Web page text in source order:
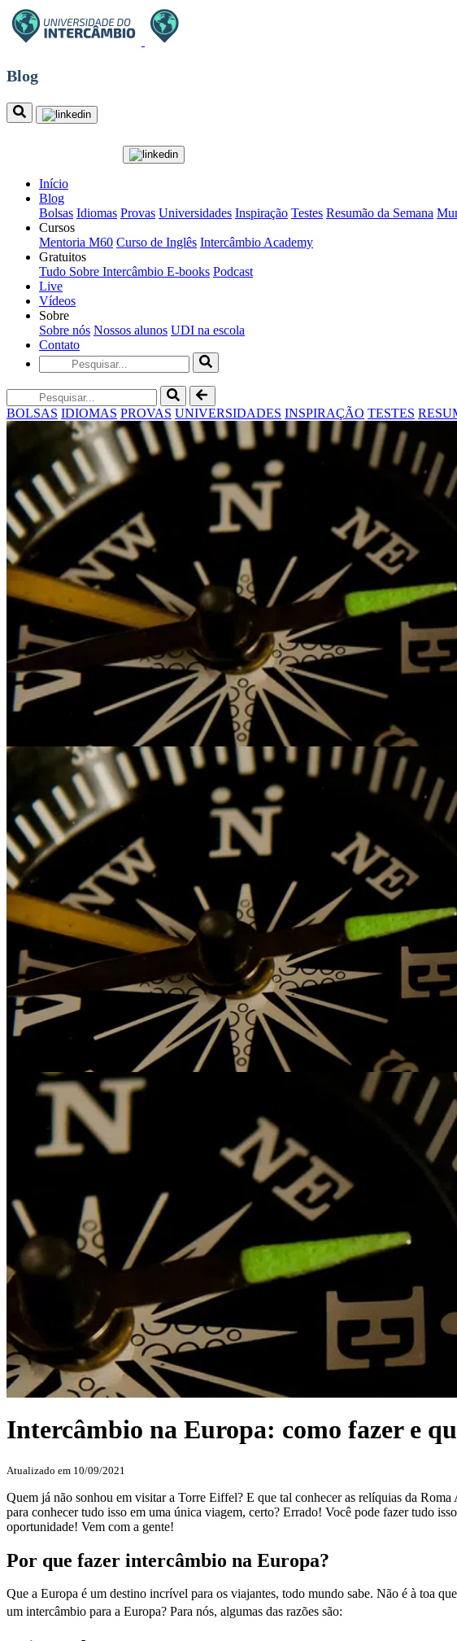
Blog
Início
Blog
Bolsas Idiomas Provas Universidades Inspiração Testes Resumão da Semana
Cursos
Mentoria M60 Curso de Inglês Intercâmbio Academy
Gratuitos
Tudo Sobre Intercâmbio E-books Podcast
Live
Vídeos
Sobre
Sobre nós Nossos alunos UDI na escola
Contato
BOLSAS IDIOMAS PROVAS UNIVERSIDADES INSPIRAÇÃO TESTES
Intercâmbio na Europa: como fazer e
Atualizado em 10/09/2021
Quem já não sonhou em visitar a Torre Eiffel? E que tal conhecer as relíquias da
para conhecer tudo isso em uma única viagem, certo? Errado! Você pode fazer tudo
oportunidade! Vem com a gente!
Por que fazer intercâmbio na Europa?
Que a Europa é um destino incrível para os viajantes, todo mundo sabe. Não é à toa
um intercâmbio para a Europa? Para nós, algumas das razões são: